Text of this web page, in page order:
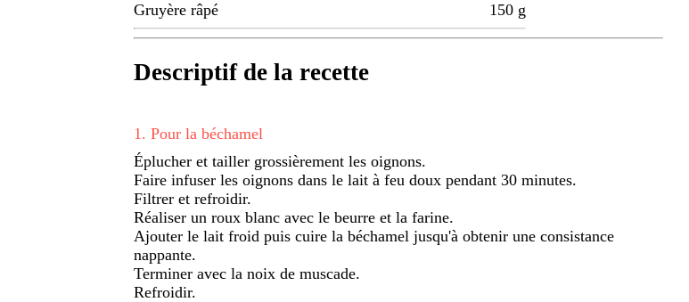
Gruyère râpé 150 g
Descriptif de la recette
1 . Pour la béchamel
Éplucher et tailler grossièrement les oignons.
Faire infuser les oignons dans le lait à feu doux pendant 30 minutes.
Filtrer et refroidir.
Réaliser un roux blanc avec le beurre et la farine.
Ajouter le lait froid puis cuire la béchamel jusqu'à obtenir une consistance
nappante.
Terminer avec la noix de muscade.
Refroidir.